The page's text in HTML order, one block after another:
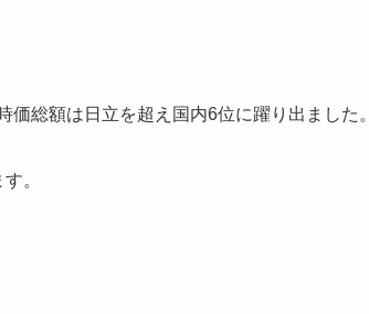
総額は日立を超え国内6位に躍り出ました。
。